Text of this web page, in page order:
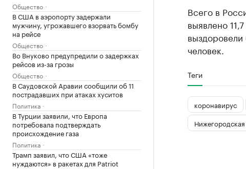
Общество
В США в аэропорту задержали
мужчину, угрожавшего взорвать бомбу
на рейсе
Общество
Во Внуково предупредили о задержках
рейсов из-за грозы
Общество
В Саудовской Аравии сообщили об 11
пострадавших при атаках хуситов
Политика
В Турции заявили, что Европа
потребовала подтверждать
происхождение газа
Политика
Трамп заявил, что США «тоже
нуждаются» в ракетах для Patriot
Всего в
выявлено
человек.
Теги
коронавирус
Нижегородская